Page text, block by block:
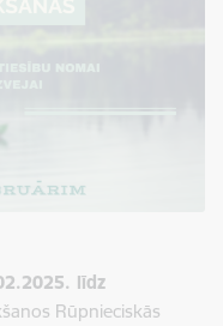
līdz
Rūpnieciskās